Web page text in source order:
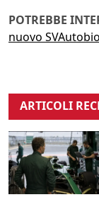
POTREBBE
nuovo
ARTICOLI